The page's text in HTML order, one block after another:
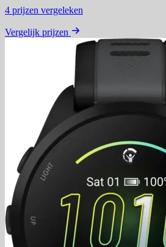
4 prijzen vergeleken
Vergelijk prijzen